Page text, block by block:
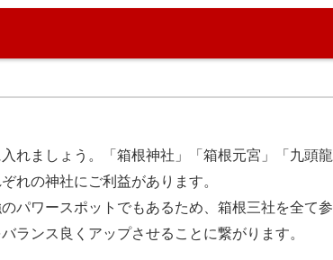
れましょう。「箱根神社」「箱根元宮」「九頭龍
れの神社にご利益があります。
パワースポットでもあるため、箱根三社を全て参
ランス良くアップさせることに繋がります。